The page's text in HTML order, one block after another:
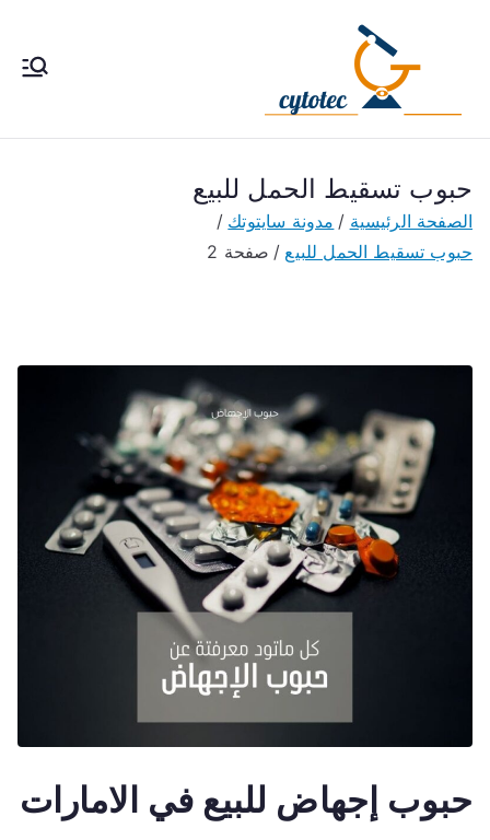
pills
يتوتك تحت إشراف طبى فى
مصر والكويت والسعودية
والأمارات
حبوب تسقيط الحمل للبيع
الصفحة الرئيسية
مدونة سايتوتك
حبوب تسقيط الحمل للبيع
صفحة 2
حبوب إجهاض للبيع في الامارات